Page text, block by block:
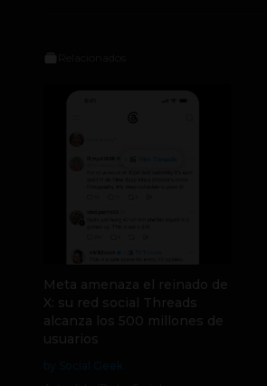
Meta amenaza el reinado de
X: su red social Threads
alcanza los 500 millones de
usuarios